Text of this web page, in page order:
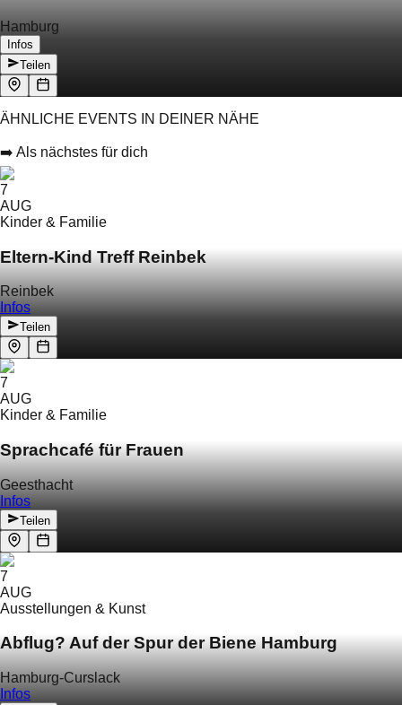
Hamburg
Infos
Teilen
ÄHNLICHE EVENTS IN DEINER NÄHE
➡️ Als nächstes für dich
7
AUG
Kinder & Familie
Eltern-Kind Treff Reinbek
Reinbek
Infos
Teilen
7
AUG
Kinder & Familie
Sprachcafé für Frauen
Geesthacht
Infos
Teilen
7
AUG
Ausstellungen & Kunst
Abflug? Auf der Spur der Biene Hamburg
Hamburg-Curslack
Infos